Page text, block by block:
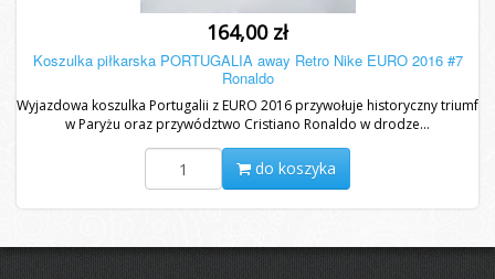
164,00 zł
Koszulka piłkarska PORTUGALIA away Retro Nike EURO 2016 #7
Ronaldo
Wyjazdowa koszulka Portugalii z EURO 2016 przywołuje historyczny triumf
w Paryżu oraz przywództwo Cristiano Ronaldo w drodze...
do koszyka